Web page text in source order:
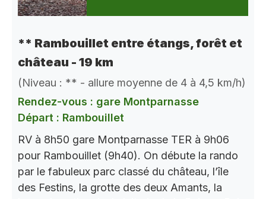
** Rambouillet entre étangs, forêt et
château - 19 km
(Niveau : ** - allure moyenne de 4 à 4,5 km/h)
Rendez-vous : gare Montparnasse
Départ : Rambouillet
RV à 8h50 gare Montparnasse TER à 9h06
pour Rambouillet (9h40). On débute la rando
par le fabuleux parc classé du château, l’île
des Festins, la grotte des deux Amants, la